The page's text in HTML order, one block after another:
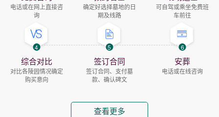
电话或在网上直接咨
询
确定好选择墓地的日
期及线路
可自驾或乘坐免费班
车前往
4
综合对比
对比各陵园情况确定
购买意向
5
签订合同
签订合同、支付墓
款、确认碑文
6
安葬
电话或在线咨询
查看更多